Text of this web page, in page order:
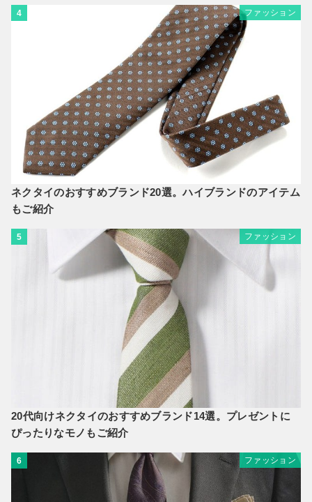
4 ファッション
ネクタイのおすすめブランド20選。ハイブランドのアイテム
もご紹介
5 ファッション
20代向けネクタイのおすすめブランド14選。プレゼントに
ぴったりなモノもご紹介
6 ファッション